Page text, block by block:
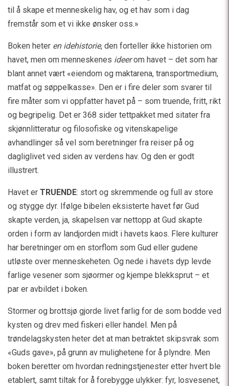
til å skape et menneskelig hav, og et hav som i dag
fremstår som et vi ikke ønsker oss.»
Boken heter en idehistorie, den forteller ikke historien om
havet, men om menneskenes ideerom havet – det som har
blant annet vært «eiendom og maktarena, transportmedium,
matfat og søppelkasse». Den er i fire deler som svarer til
fire måter som vi oppfatter havet på – som truende, fritt, rikt
og begripelig. Det er 368 sider tettpakket med sitater fra
skjønnlitteratur og filosofiske og vitenskapelige
avhandlinger så vel som beretninger fra reiser på og
dagliglivet ved siden av verdens hav. Og den er godt
illustrert.
Havet er TRUENDE: stort og skremmende og full av store
og stygge dyr. Ifølge bibelen eksisterte havet før Gud
skapte verden, ja, skapelsen var nettopp at Gud skapte
orden i form av landjorden midt i havets kaos. Flere kulturer
har beretninger om en storflom som Gud eller gudene
utløste over menneskeheten. Og nede i havets dyp levde
farlige vesener som sjøormer og kjempe blekksprut – et
par er avbildet i boken.
Stormer og brottsjø gjorde livet farlig for de som bodde ved
kysten og drev med fiskeri eller handel. Men på
trøndelagskysten heter det at man betraktet skipsvrak som
«Guds gave», på grunn av mulighetene for å plyndre. Men
boken beretter om hvordan redningstjenester etter hvert ble
etablert, samt tiltak for å forebygge ulykker: fyr, losvesenet,